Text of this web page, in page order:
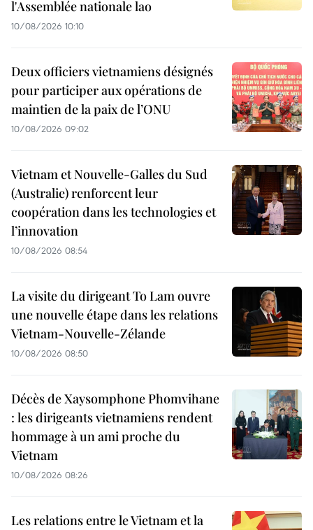
l'Assemblée nationale lao
10/08/2026 10:10
Deux officiers vietnamiens désignés
pour participer aux opérations de
maintien de la paix de l’ONU
10/08/2026 09:02
Vietnam et Nouvelle-Galles du Sud
(Australie) renforcent leur
coopération dans les technologies et
l’innovation
10/08/2026 08:54
La visite du dirigeant To Lam ouvre
une nouvelle étape dans les relations
Vietnam-Nouvelle-Zélande
10/08/2026 08:50
Décès de Xaysomphone Phomvihane
: les dirigeants vietnamiens rendent
hommage à un ami proche du
Vietnam
10/08/2026 08:26
Les relations entre le Vietnam et la